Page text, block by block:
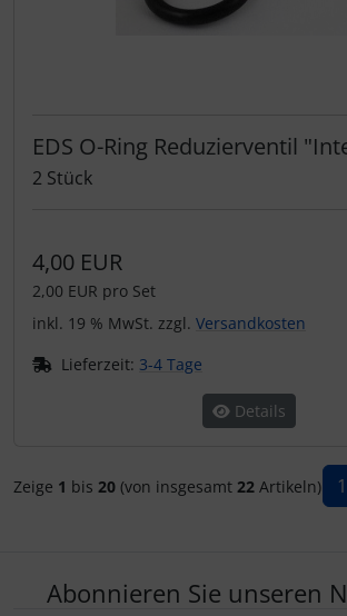
EDS O-Ring Reduzierventil
2 Stück
4,00 EUR
2,00 EUR pro Set
inkl. 19 % MwSt. zzgl. Versandkosten
Lieferzeit: 3-4 Tage
Details
Zeige 1 bis 20 (von insgesamt 22 Artikeln) 1
Abonnieren Sie unseren